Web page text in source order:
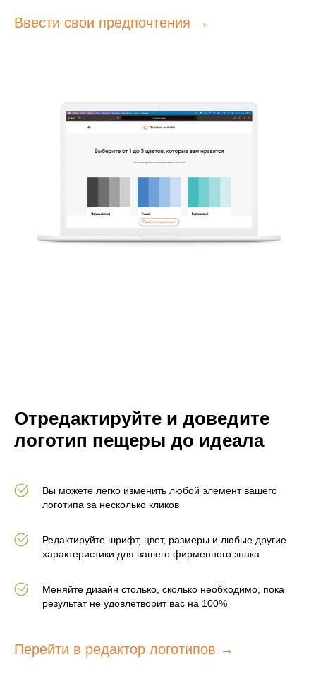
Ввести свои предпочтения
Отредактируйте и доведите
логотип пещеры до идеала
Вы можете легко изменить любой элемент вашего
логотипа за несколько кликов
Редактируйте шрифт, цвет, размеры и любые другие
характеристики для вашего фирменного знака
Меняйте дизайн столько, сколько необходимо, пока
результат не удовлетворит вас на 100%
Перейти в редактор логотипов